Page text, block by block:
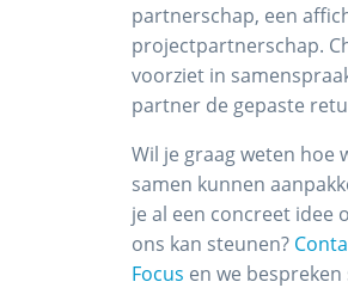
partnerschap, een
projectpartnerschap.
voorziet in
partner de gepaste
Wil je graag weten hoe
samen kunnen
je al een concreet idee
ons kan steunen?
Focus en we bespreken